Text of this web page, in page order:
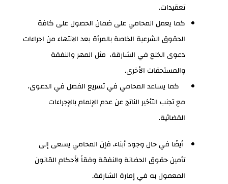
تعقيدات.
كما يعمل المحامي على ضمان الحصول على كافة
الحقوق الشرعية الخاصة بالمرأة بعد الانتهاء من اجراءات
دعوى الخلع في الشارقة، مثل المهر والنفقة
والمستحقات الأخرى.
كما يساعد المحامي في تسريع الفصل في الدعوى،
مع تجنب التأخير الناتج عن عدم الإلمام بالإجراءات
القضائية.
أيضًا في حال وجود أبناء، فإن المحامي يسعى إلى
تأمين حقوق الحضانة والنفقة وفقاً لأحكام القانون
المعمول به في إمارة الشارقة.